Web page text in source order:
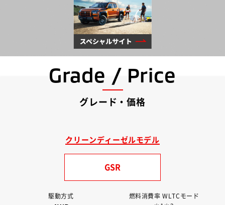
Grade / Price
グレード・価格
クリーンディーゼルモデル
GSR
駆動方式
燃料消費率 WLTCモード